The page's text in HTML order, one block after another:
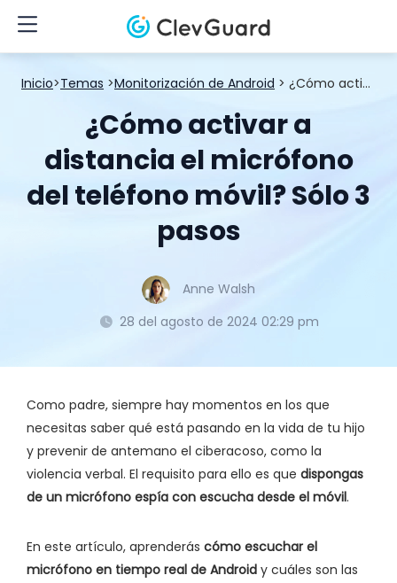
Inicio>Temas >Monitorización de Android > ¿Cómo activar a distancia el micrófono del teléfono móvil? Sólo 3 pasos
¿Cómo activar a
distancia el micrófono
del teléfono móvil? Sólo 3
pasos
Anne Walsh
28 del agosto de 2024 02:29 pm
Como padre, siempre hay momentos en los que
necesitas saber qué está pasando en la vida de tu hijo
y prevenir de antemano el ciberacoso, como la
violencia verbal. El requisito para ello es que dispongas
de un micrófono espía con escucha desde el móvil.
En este artículo, aprenderás cómo escuchar el
micrófono en tiempo real de Android y cuáles son las